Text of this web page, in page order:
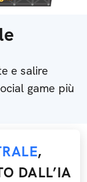
e salire
game più
,
DALL’IA